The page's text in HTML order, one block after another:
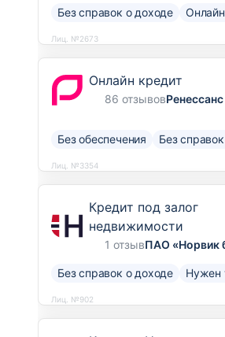
Без справок о доходе
Лиц. №2673
Онлайн кредит
86 отзывов
Без обеспечения Без
Лиц. №3354
Кредит под залог
недвижимости
1 отзывПАО «Норвик
Без справок о доходе Нужен
Лиц. №902